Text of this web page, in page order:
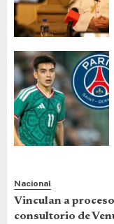
Nacional
Vinculan a
consultorio de